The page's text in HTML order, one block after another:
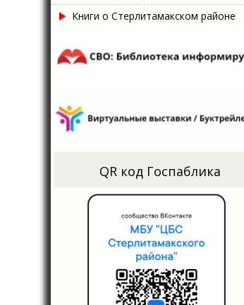
Книги о Стерлитамакском районе
QR код Госпаблика